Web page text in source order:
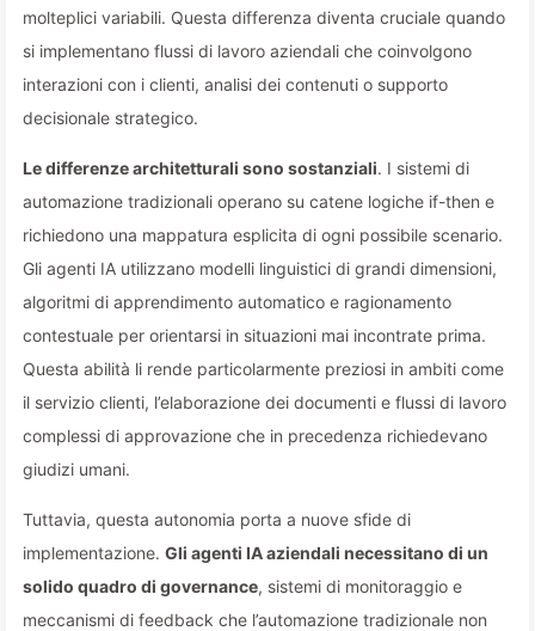
molteplici variabili. Questa differenza diventa cruciale quando
si implementano flussi di lavoro aziendali che coinvolgono
interazioni con i clienti, analisi dei contenuti o supporto
decisionale strategico.
Le differenze architetturali sono sostanziali. I sistemi di
automazione tradizionali operano su catene logiche if-then e
richiedono una mappatura esplicita di ogni possibile scenario.
Gli agenti IA utilizzano modelli linguistici di grandi dimensioni,
algoritmi di apprendimento automatico e ragionamento
contestuale per orientarsi in situazioni mai incontrate prima.
Questa abilità li rende particolarmente preziosi in ambiti come
il servizio clienti, l’elaborazione dei documenti e flussi di lavoro
complessi di approvazione che in precedenza richiedevano
giudizi umani.
Tuttavia, questa autonomia porta a nuove sfide di
implementazione. Gli agenti IA aziendali necessitano di un
solido quadro di governance, sistemi di monitoraggio e
meccanismi di feedback che l’automazione tradizionale non